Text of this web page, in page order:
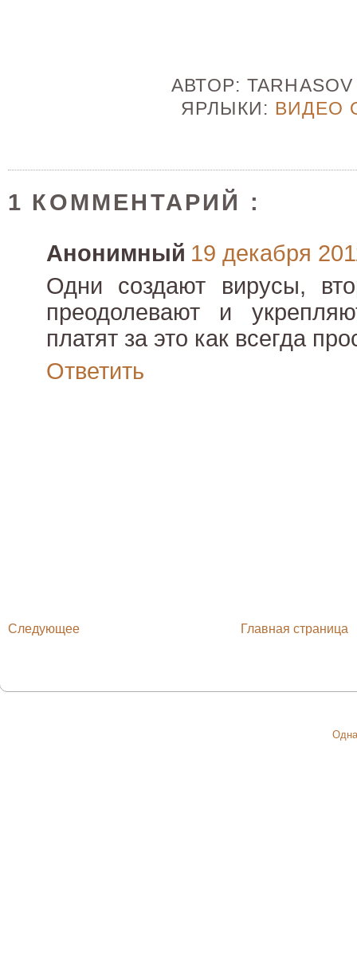
АВТОР:
ЯРЛЫКИ: ВИДЕО
1 КОММЕНТАРИЙ :
Анонимный 19 декабря
Одни создают вирусы,
преодолевают и
платят за это как всегда
Ответить
Следующее Главная страница